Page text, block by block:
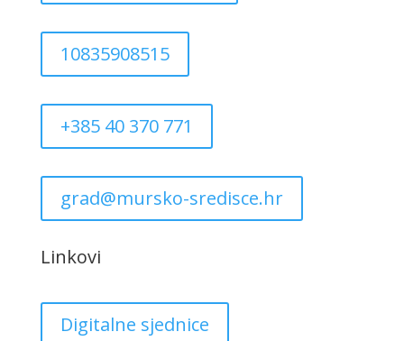
10835908515
+385 40 370 771
grad@mursko-sredisce.hr
Linkovi
Digitalne sjednice